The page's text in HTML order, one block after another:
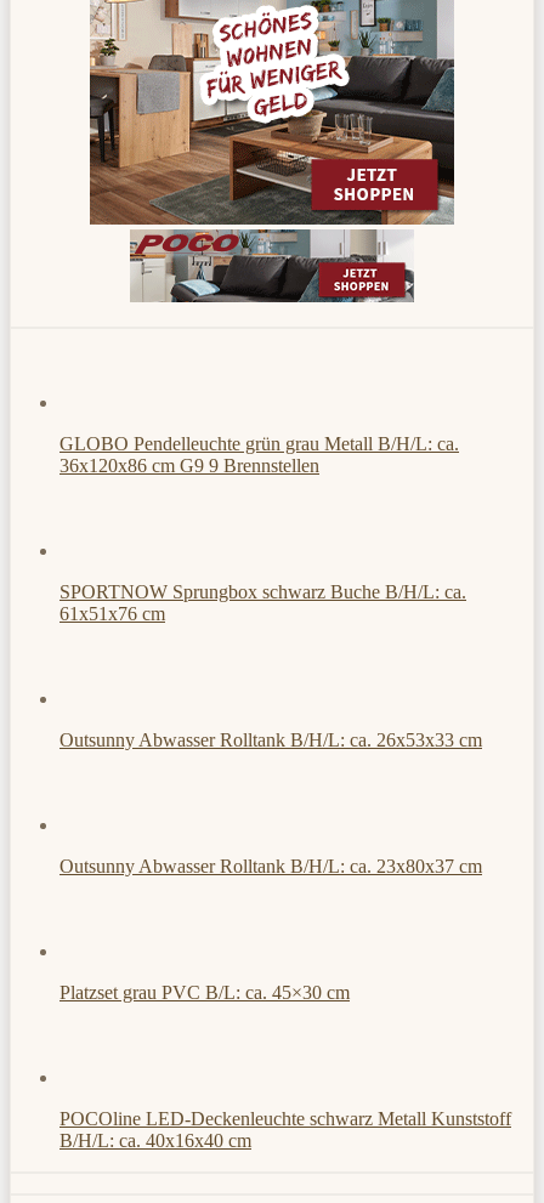
GLOBO Pendelleuchte grün grau Metall B/H/L: ca.
36x120x86 cm G9 9 Brennstellen
SPORTNOW Sprungbox schwarz Buche B/H/L: ca.
61x51x76 cm
Outsunny Abwasser Rolltank B/H/L: ca. 26x53x33 cm
Outsunny Abwasser Rolltank B/H/L: ca. 23x80x37 cm
Platzset grau PVC B/L: ca. 45×30 cm
POCOline LED-Deckenleuchte schwarz Metall Kunststoff
B/H/L: ca. 40x16x40 cm